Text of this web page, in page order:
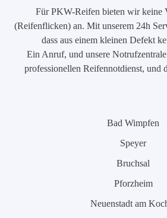
Für PKW-Reifen bieten wir keine
(Reifenflicken) an. Mit unserem 24h
dass aus einem kleinen Defekt
Ein Anruf, und unsere
professionellen Reifennotdienst, und
Bad Wimpfen
Speyer
Bruchsal
Pforzheim
Neuenstadt am